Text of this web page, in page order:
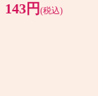
143円 (税込)